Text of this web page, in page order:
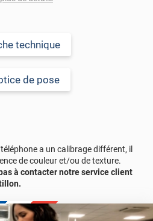
supports : bois, métal, plastique...
technique
de pose
a un calibrage différent, il
de couleur et/ou de texture.
à contacter notre service client